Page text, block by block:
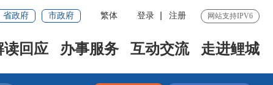
省政府 市政府 繁体 登录 注册 网站支持IPV6
读回应 办事服务 互动交流 走进鲤城